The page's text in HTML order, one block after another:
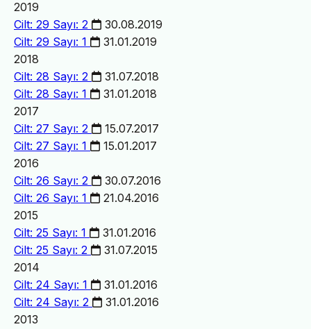
2019
Cilt: 29 Sayı: 2
30.08.2019
Cilt: 29 Sayı: 1
31.01.2019
2018
Cilt: 28 Sayı: 2
31.07.2018
Cilt: 28 Sayı: 1
31.01.2018
2017
Cilt: 27 Sayı: 2
15.07.2017
Cilt: 27 Sayı: 1
15.01.2017
2016
Cilt: 26 Sayı: 2
30.07.2016
Cilt: 26 Sayı: 1
21.04.2016
2015
Cilt: 25 Sayı: 1
31.01.2016
Cilt: 25 Sayı: 2
31.07.2015
2014
Cilt: 24 Sayı: 1
31.01.2016
Cilt: 24 Sayı: 2
31.01.2016
2013